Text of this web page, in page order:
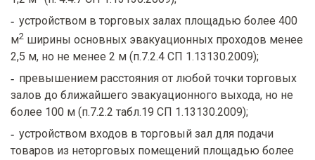
устройством в торговых залах площадью более 400
м2 ширины основных эвакуационных проходов менее
2,5 м, но не менее 2 м (п.7.2.4 СП 1.13130.2009);
превышением расстояния от любой точки торговых
залов до ближайшего эвакуационного выхода, но не
более 100 м (п.7.2.2 табл.19 СП 1.13130.2009);
устройством входов в торговый зал для подачи
товаров из неторговых помещений площадью более